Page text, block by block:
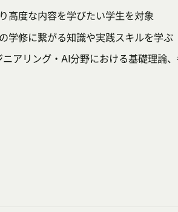
高度な内容を学びたい学生を対象
学修に繋がる知識や実践スキルを学ぶ
アリング・AI分野における基礎理論、